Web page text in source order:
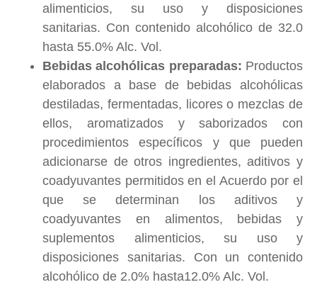
alimenticios, su uso y disposiciones
sanitarias. Con contenido alcohólico de 32.0
hasta 55.0% Alc. Vol.
Bebidas alcohólicas preparadas: Productos
elaborados a base de bebidas alcohólicas
destiladas, fermentadas, licores o mezclas de
ellos, aromatizados y saborizados con
procedimientos específicos y que pueden
adicionarse de otros ingredientes, aditivos y
coadyuvantes permitidos en el Acuerdo por el
que se determinan los aditivos y
coadyuvantes en alimentos, bebidas y
suplementos alimenticios, su uso y
disposiciones sanitarias. Con un contenido
alcohólico de 2.0% hasta12.0% Alc. Vol.